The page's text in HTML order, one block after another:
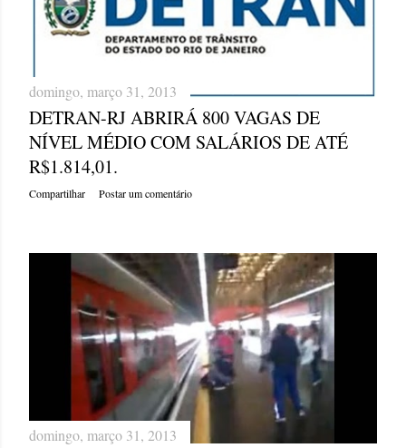
domingo, março 31, 2013
DETRAN-RJ ABRIRÁ 800 VAGAS DE
NÍVEL MÉDIO COM SALÁRIOS DE ATÉ
R$1.814,01.
Compartilhar Postar um comentário
domingo, março 31, 2013